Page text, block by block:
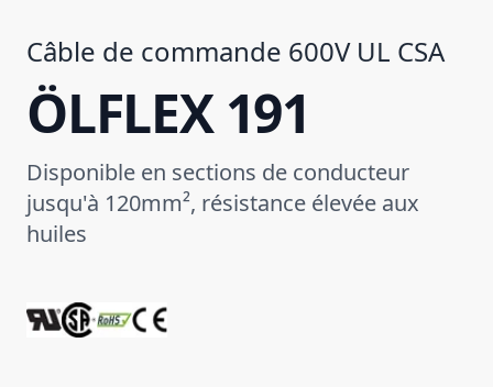
Câble de commande 600V UL CSA
ÖLFLEX 191
Disponible en sections de conducteur
jusqu'à 120mm², résistance élevée aux
huiles